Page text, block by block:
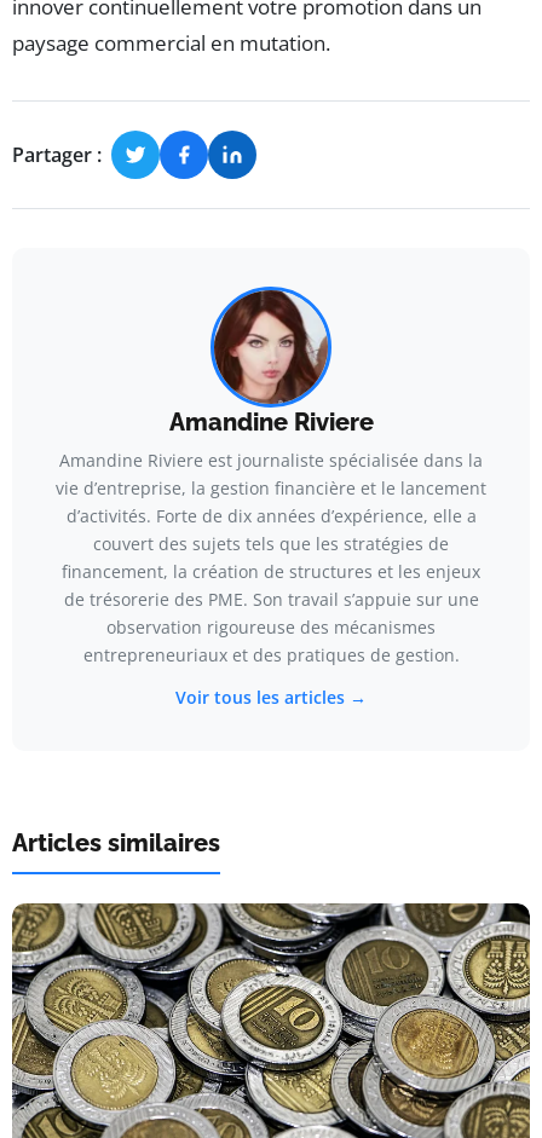
innover continuellement votre promotion dans un
paysage commercial en mutation.
Partager :
Amandine Riviere
Amandine Riviere est journaliste spécialisée dans la
vie d’entreprise, la gestion financière et le lancement
d’activités. Forte de dix années d’expérience, elle a
couvert des sujets tels que les stratégies de
financement, la création de structures et les enjeux
de trésorerie des PME. Son travail s’appuie sur une
observation rigoureuse des mécanismes
entrepreneuriaux et des pratiques de gestion.
Voir tous les articles →
Articles similaires